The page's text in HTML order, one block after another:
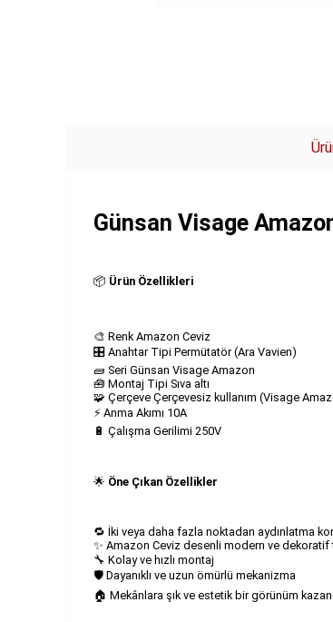
Günsan Visage
📦 Ürün Özellikleri
🎨 Renk Amazon Ceviz
🎛️ Anahtar Tipi Permütatör (Ara Vavien)
🧱 Seri Günsan Visage Amazon
🧰 Montaj Tipi Sıva altı
🧩 Çerçeve Çerçevesiz kullanım (Visage
⚡ Anma Akımı 10A
🔋 Çalışma Gerilimi 250V
🌟 Öne Çıkan Özellikler
🔁 İki veya daha fazla noktadan aydınlatma
✨ Amazon Ceviz desenli modern ve dekoratif
🔧 Kolay ve hızlı montaj
🛡️ Dayanıklı ve uzun ömürlü mekanizma
🏠 Mekânlara şık ve estetik bir görünüm